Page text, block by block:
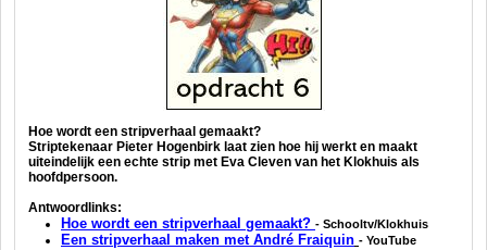
Hoe wordt een stripverhaal gemaakt?
Striptekenaar Pieter Hogenbirk laat zien hoe hij werkt en maakt
uiteindelijk een echte strip met Eva Cleven van het Klokhuis als
hoofdpersoon.
Antwoordlinks:
Hoe wordt een stripverhaal gemaakt? - Schooltv/Klokhuis
Een stripverhaal maken met André Fraiquin - YouTube